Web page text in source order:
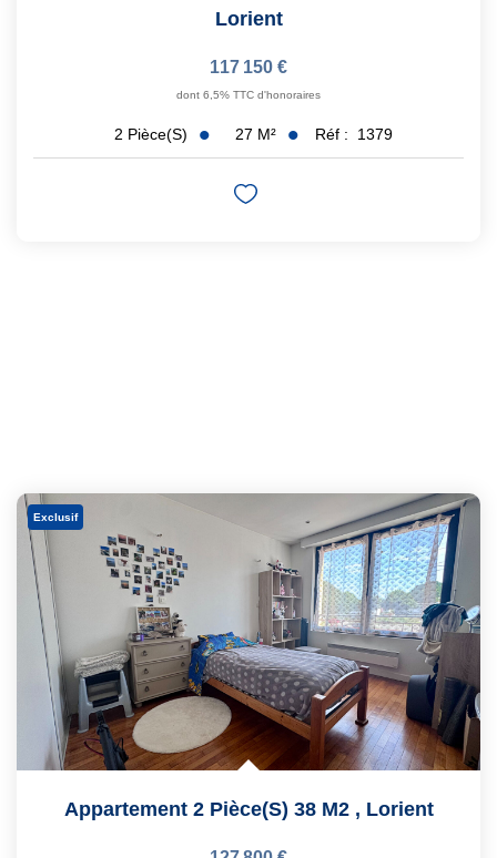
Lorient
117 150 €
dont 6,5% TTC d'honoraires
2 Pièce(s) 27 M² Réf : 1379
Exclusif
Appartement 2 Pièce(s) 38 M2 , Lorient